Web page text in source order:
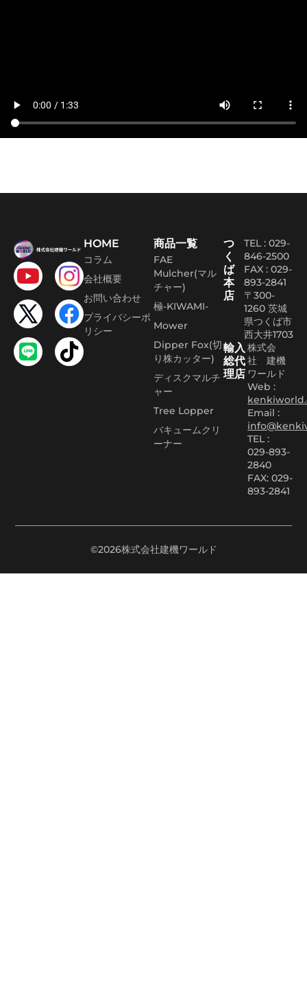
HOME
コラム
会社概要
お問い合わせ
プライバシーポ
リシー
商品一覧
FAE
Mulcher(マル
チャー)
極-KIWAMI-
Mower
Dipper Fox(切
り株カッター)
ディスクマルチ
ャー
Tree Lopper
バキュームクリ
ーナー
つ
く
ば
本
店
TEL : 029-
846-2500
FAX : 029-
893-2841
〒300-
1260 茨城
県つくば市
西大井1703
輸入
総代
理店
株式会
社 建機
ワールド
Web :
Email :
TEL :
029-893-
2840
FAX: 029-
893-2841
©2026株式会社建機ワールド